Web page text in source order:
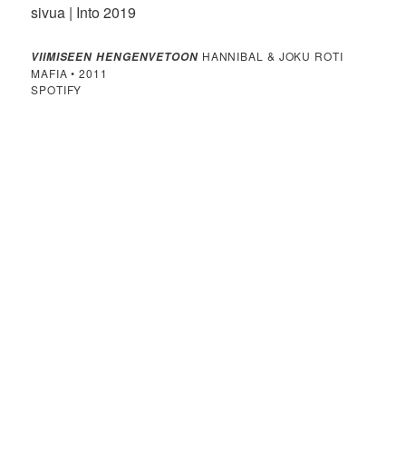
sivua | Into 2019
VIIMISEEN HENGENVETOONHANNIBAL & JOKU ROTI
MAFIA • 2011
SPOTIFY